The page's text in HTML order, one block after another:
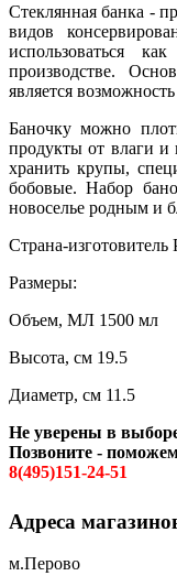
Стеклянная банка -
видов
использоваться
производстве.
является
Баночку можно
продукты от влаги и
хранить крупы,
бобовые. Набор
новоселье родным и
Страна-изготовитель
Размеры:
Объем, МЛ 1500 мл
Высота, см 19.5
Диаметр, см 11.5
Не уверены в
Позвоните -
8(495)151-24-51
Адреса
м.Перово